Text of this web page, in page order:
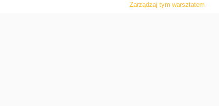
Zarządzaj tym warsztatem